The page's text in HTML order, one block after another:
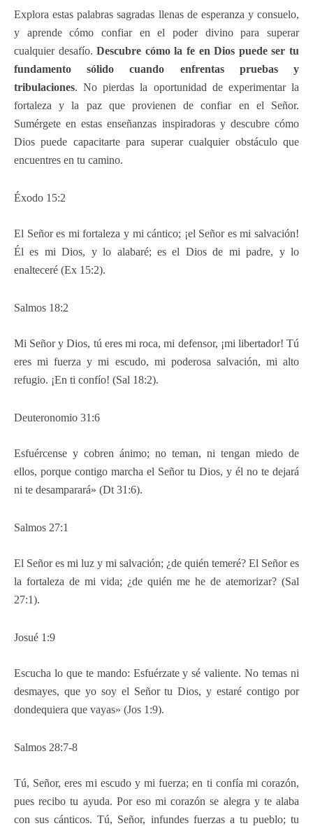
Explora estas palabras sagradas llenas de esperanza y consuelo,
y aprende cómo confiar en el poder divino para superar
cualquier desafío.Descubre cómo la fe en Dios puede ser tu
fundamento sólido cuando enfrentas pruebas y
tribulaciones. No pierdas la oportunidad de experimentar la
fortaleza y ​​la paz que provienen de confiar en el Señor.
Sumérgete en estas enseñanzas inspiradoras y descubre cómo
Dios puede capacitarte para superar cualquier obstáculo que
encuentres en tu camino.
Éxodo 15:2
El Señor es mi fortaleza y mi cántico; ¡el Señor es mi salvación!
Él es mi Dios, y lo alabaré; es el Dios de mi padre, y lo
enalteceré (Ex 15:2).
Salmos 18:2
Mi Señor y Dios, tú eres mi roca, mi defensor, ¡mi libertador! Tú
eres mi fuerza y mi escudo, mi poderosa salvación, mi alto
refugio. ¡En ti confío! (Sal 18:2).
Deuteronomio 31:6
Esfuércense y cobren ánimo; no teman, ni tengan miedo de
ellos, porque contigo marcha el Señor tu Dios, y él no te dejará
ni te desamparará» (Dt 31:6).
Salmos 27:1
El Señor es mi luz y mi salvación; ¿de quién temeré? El Señor es
la fortaleza de mi vida; ¿de quién me he de atemorizar? (Sal
27:1).
Josué 1:9
Escucha lo que te mando: Esfuérzate y sé valiente. No temas ni
desmayes, que yo soy el Señor tu Dios, y estaré contigo por
dondequiera que vayas» (Jos 1:9).
Salmos 28:7-8
Tú, Señor, eres mi escudo y mi fuerza; en ti confía mi corazón,
pues recibo tu ayuda. Por eso mi corazón se alegra y te alaba
con sus cánticos. Tú, Señor, infundes fuerzas a tu pueblo; tu